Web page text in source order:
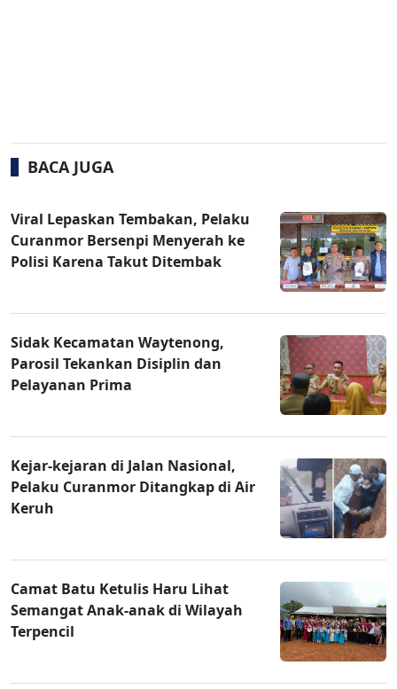
BACA JUGA
Viral Lepaskan Tembakan, Pelaku
Curanmor Bersenpi Menyerah ke
Polisi Karena Takut Ditembak
Sidak Kecamatan Waytenong,
Parosil Tekankan Disiplin dan
Pelayanan Prima
Kejar-kejaran di Jalan Nasional,
Pelaku Curanmor Ditangkap di Air
Keruh
Camat Batu Ketulis Haru Lihat
Semangat Anak-anak di Wilayah
Terpencil